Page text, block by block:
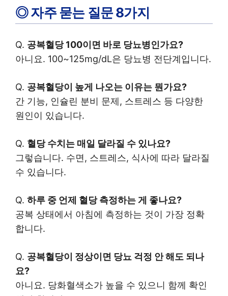
◎ 자주 묻는 질문 8가지
Q. 공복혈당 100이면 바로 당뇨병인가요?
아니요. 100~125mg/dL은 당뇨병 전단계입니다.
Q. 공복혈당이 높게 나오는 이유는 뭔가요?
간 기능, 인슐린 분비 문제, 스트레스 등 다양한
원인이 있습니다.
Q. 혈당 수치는 매일 달라질 수 있나요?
그렇습니다. 수면, 스트레스, 식사에 따라 달라질
수 있습니다.
Q. 하루 중 언제 혈당 측정하는 게 좋나요?
공복 상태에서 아침에 측정하는 것이 가장 정확
합니다.
Q. 공복혈당이 정상이면 당뇨 걱정 안 해도 되나
요?
아니요. 당화혈색소가 높을 수 있으니 함께 확인